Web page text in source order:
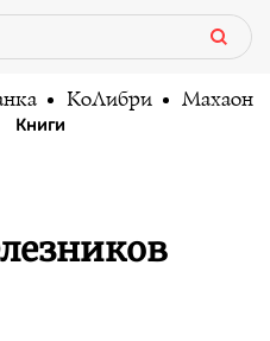
КоЛибри Махаон
Книги